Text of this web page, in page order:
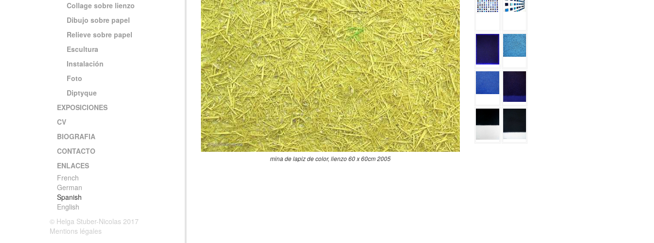
Collage sobre lienzo
Dibujo sobre papel
Relieve sobre papel
Escultura
Instalación
Foto
Diptyque
EXPOSICIONES
CV
BIOGRAFIA
CONTACTO
ENLACES
French
German
Spanish
English
© Helga Stuber-Nicolas 2017
Mentions légales
mina de lapiz de color, lienzo 60 x 60cm 2005